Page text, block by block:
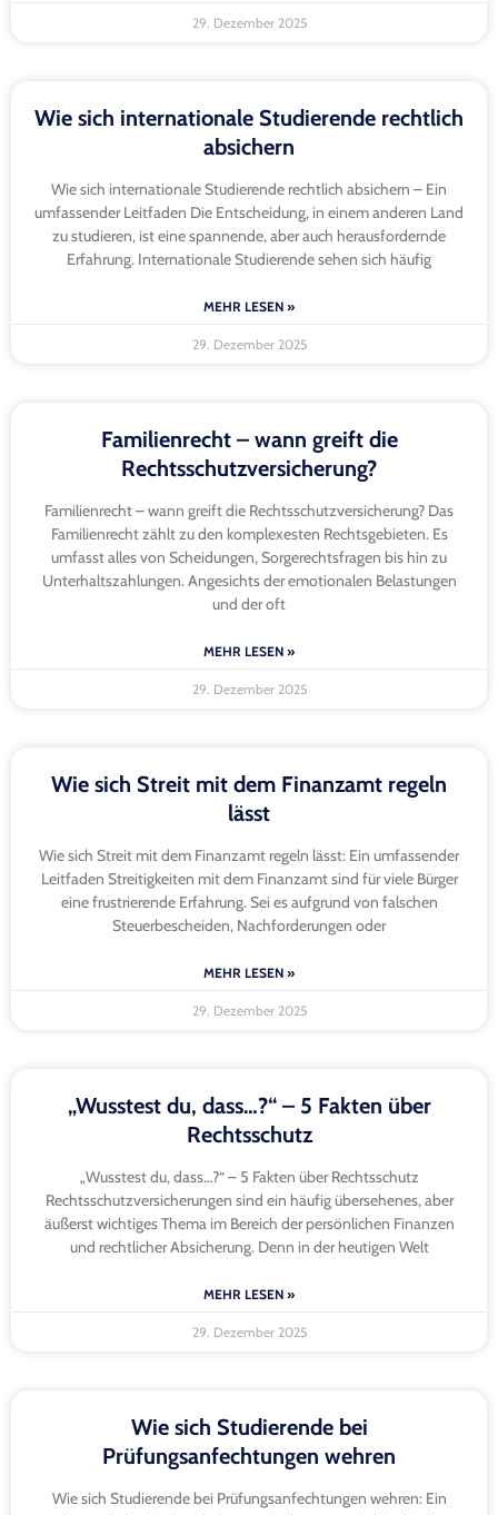
29. Dezember 2025
Wie sich internationale Studierende rechtlich
absichern
Wie sich internationale Studierende rechtlich absichern – Ein
umfassender Leitfaden Die Entscheidung, in einem anderen Land
zu studieren, ist eine spannende, aber auch herausfordernde
Erfahrung. Internationale Studierende sehen sich häufig
MEHR LESEN »
29. Dezember 2025
Familienrecht – wann greift die
Rechtsschutzversicherung?
Familienrecht – wann greift die Rechtsschutzversicherung? Das
Familienrecht zählt zu den komplexesten Rechtsgebieten. Es
umfasst alles von Scheidungen, Sorgerechtsfragen bis hin zu
Unterhaltszahlungen. Angesichts der emotionalen Belastungen
und der oft
MEHR LESEN »
29. Dezember 2025
Wie sich Streit mit dem Finanzamt regeln
lässt
Wie sich Streit mit dem Finanzamt regeln lässt: Ein umfassender
Leitfaden Streitigkeiten mit dem Finanzamt sind für viele Bürger
eine frustrierende Erfahrung. Sei es aufgrund von falschen
Steuerbescheiden, Nachforderungen oder
MEHR LESEN »
29. Dezember 2025
„Wusstest du, dass…?“ – 5 Fakten über
Rechtsschutz
„Wusstest du, dass…?“ – 5 Fakten über Rechtsschutz
Rechtsschutzversicherungen sind ein häufig übersehenes, aber
äußerst wichtiges Thema im Bereich der persönlichen Finanzen
und rechtlicher Absicherung. Denn in der heutigen Welt
MEHR LESEN »
29. Dezember 2025
Wie sich Studierende bei
Prüfungsanfechtungen wehren
Wie sich Studierende bei Prüfungsanfechtungen wehren: Ein